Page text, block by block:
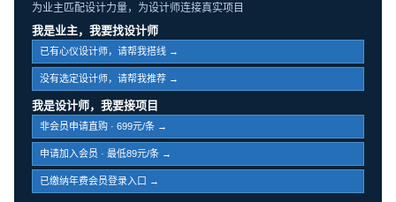
为业主匹配设计力量，为设计师连接真实项目
我是业主，我要找设计师
已有心仪设计师，请帮我搭线 →
没有选定设计师，请帮我推荐 →
我是设计师，我要接项目
非会员申请直购 · 699元/条 →
申请加入会员 · 最低89元/条 →
已缴纳年费会员登录入口 →